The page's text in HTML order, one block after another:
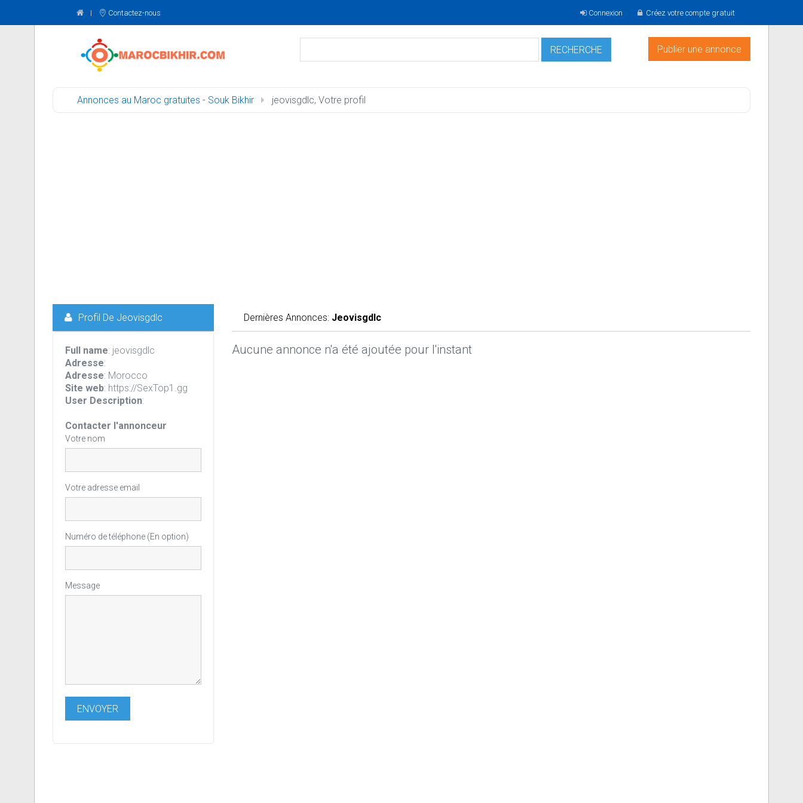
Contactez-nous Connexion Créez votre compte gratuit
Publier une annonce
Annonces au Maroc gratuites - Souk Bikhir jeovisgdlc, Votre profil
Dernières Annonces: Jeovisgdlc
Aucune annonce n'a été ajoutée pour l'instant
Profil De Jeovisgdlc
Full name: jeovisgdlc
Adresse:
Adresse: Morocco
Site web: https://SexTop1.gg
User Description:
Contacter l'annonceur
Votre nom
Votre adresse email
Numéro de téléphone (En option)
Message